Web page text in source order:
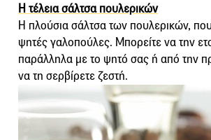
Η τέλεια σάλτσα πουλερικών
Η πλούσια σάλτσα των πουλερικών,
ψητές γαλοπούλες. Μπορείτε να την
παράλληλα με το ψητό σας ή από την
να τη σερβίρετε ζεστή.